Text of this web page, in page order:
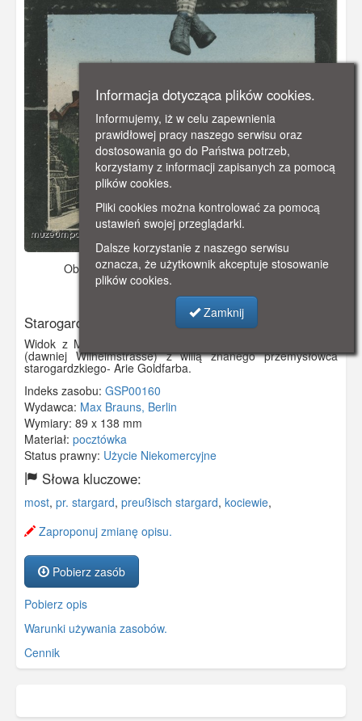
Obraz pochodzi z 1906 r.Dodano: 2019-10-19 17:52
Wyświetlono: 2847
Starogard Gdański
Widok z Mostu Chojnickiego na dzisiejszą ulicę Chojnicką
(dawniej Wilhelmstrasse) z willą znanego przemysłowca
starogardzkiego- Arie Goldfarba.
Indeks zasobu: GSP00160
Wydawca: Max Brauns, Berlin
Wymiary: 89 x 138 mm
Materiał: pocztówka
Status prawny: Użycie Niekomercyjne
Słowa kluczowe:
most, pr. stargard, preußisch stargard, kociewie,
Zaproponuj zmianę opisu.
Pobierz zasób
Pobierz opis
Warunki używania zasobów.
Cennik
Informacja dotycząca plików cookies.
Informujemy, iż w celu zapewnienia
prawidłowej pracy naszego serwisu oraz
dostosowania go do Państwa potrzeb,
korzystamy z informacji zapisanych za pomocą
plików cookies.
Pliki cookies można kontrolować za pomocą
ustawień swojej przeglądarki.
Dalsze korzystanie z naszego serwisu
oznacza, że użytkownik akceptuje stosowanie
plików cookies.
Zamknij